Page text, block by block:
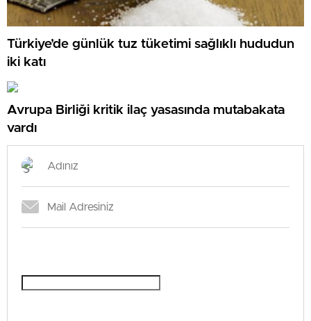
Türkiye’de günlük tuz tüketimi sağlıklı hududun
iki katı
Avrupa Birliği kritik ilaç yasasında mutabakata
vardı